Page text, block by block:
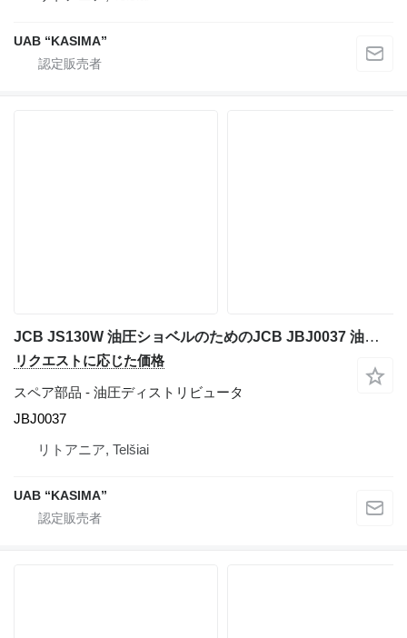
UAB “KASIMA”
JCB JS130W 油圧ショベルのためのJCB JBJ0037 油圧ディストリビュータ
リクエストに応じた価格
スペア部品 - 油圧ディストリビュータ
JBJ0037
リトアニア, Telšiai
UAB “KASIMA”